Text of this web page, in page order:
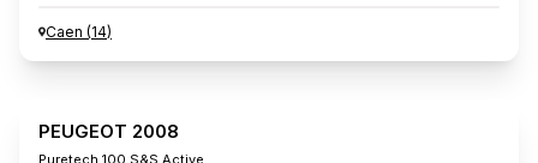
Caen (14)
PEUGEOT 2008
Puretech 100 S&s Active